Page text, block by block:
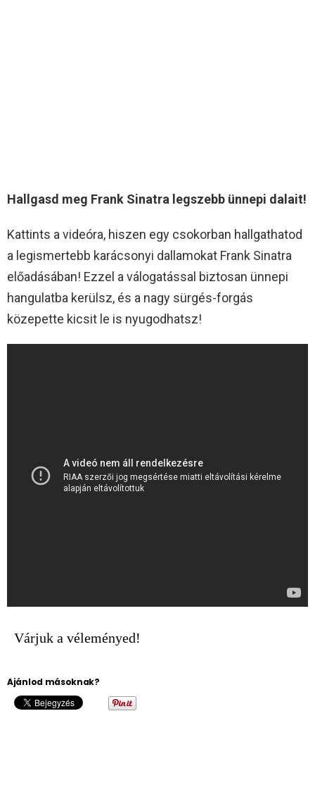
Hallgasd meg Frank Sinatra legszebb ünnepi dalait!
Kattints a videóra, hiszen egy csokorban hallgathatod
a legismertebb karácsonyi dallamokat Frank Sinatra
előadásában! Ezzel a válogatással biztosan ünnepi
hangulatba kerülsz, és a nagy sürgés-forgás
közepette kicsit le is nyugodhatsz!
Várjuk a véleményed!
Ajánlod másoknak?